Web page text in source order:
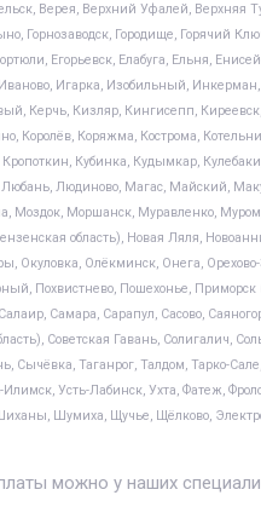
Верея, Верхний Уфалей,
Горнозаводск, Городище, Горячий
Егорьевск, Елабуга, Ельня,
Игарка, Изобильный,
Керчь, Кизляр, Кингисепп,
Королёв, Коряжма, Кострома,
Кубинка, Кудымкар,
Любань, Людиново, Магас,
Моздок, Моршанск, Муравленко,
область), Новая Ляля,
Олёкминск, Онега,
Похвистнево, Пошехонье,
Самара, Сарапул, Сасово,
Советская Гавань, Солигалич,
Сычёвка, Таганрог, Талдом, Тарко-
Усть-Лабинск, Ухта, Фатеж,
Шумиха, Щучье, Щёлково,
можно у наших